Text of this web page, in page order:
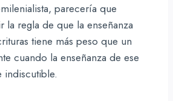
parecería que
la regla de que la enseñanza
tiene más peso que un
cuando la enseñanza de ese
indiscutible.